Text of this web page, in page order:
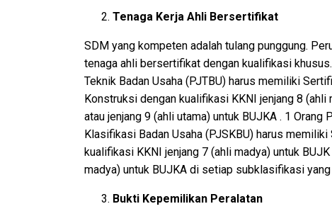
Tenaga Kerja Ahli Bersertifikat
SDM yang kompeten adalah tulang punggung.
tenaga ahli bersertifikat dengan kualifikasi
Teknik Badan Usaha (PJTBU) harus memiliki
Konstruksi dengan kualifikasi KKNI jenjang 8 (ahli
atau jenjang 9 (ahli utama) untuk BUJKA . 1 Orang
Klasifikasi Badan Usaha (PJSKBU) harus
kualifikasi KKNI jenjang 7 (ahli madya) untuk
madya) untuk BUJKA di setiap subklasifikasi yang
Bukti Kepemilikan Peralatan